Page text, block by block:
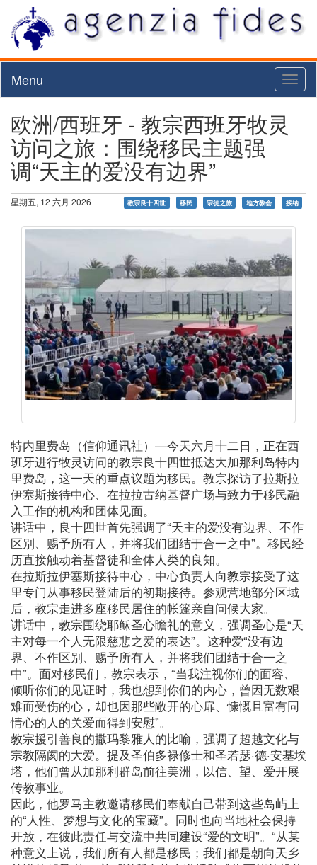
Menu
欧洲/西班牙 - 教宗西班牙牧灵
访问之旅：围绕移民主题强
调“天主的爱没有边界”
星期五, 12 六月 2026 教宗良十四世 移民 宗徒之旅 地方教会 接纳
特内里费岛（信仰通讯社）—今天六月十二日，正在西
班牙进行牧灵访问的教宗良十四世抵达大加那利岛特内
里费岛，这一天的重点议题为移民。教宗探访了拉斯拉
伊塞斯接待中心、在拉拉古纳基督广场与致力于移民融
入工作的机构和团体见面。
讲话中，良十四世首先强调了“天主的爱没有边界、不作
区别、赐予所有人，并将我们团结于合一之中”。移民经
历直接触动着基督徒和全体人类的良知。
在拉斯拉伊塞斯接待中心，中心负责人向教宗接受了这
里专门从事移民登陆后的初期接待。参观营地部分区域
后，教宗走进多座移民居住的帐篷亲自问候大家。
讲话中，教宗围绕耶稣圣心瞻礼的意义，强调圣心是“天
主对每一个人无限慈悲之爱的表达”。这种爱“没有边
界、不作区别、赐予所有人，并将我们团结于合一之
中”。面对移民们，教宗表示，“当我注视你们的面容、
倾听你们的见证时，我也想到你们的内心，曾因无数艰
难而受伤的心，却也因那些敞开的心扉、慷慨且富有同
情心的人的关爱而得到安慰”。
教宗援引善良的撒玛黎雅人的比喻，强调了超越文化与
宗教隔阂的大爱。提及圣伯多禄修士和圣若瑟·德·安基埃
塔，他们曾从加那利群岛前往美洲，以信、望、爱开展
传教事业。
因此，他罗马主教邀请移民们奉献自己带到这些岛屿上
的“人性、梦想与文化的宝藏”。同时也向当地社会保持
开放，在彼此责任与交流中共同建设“爱的文明”。“从某
种意义上说，我们所有人都是移民；我们都是朝向天乡